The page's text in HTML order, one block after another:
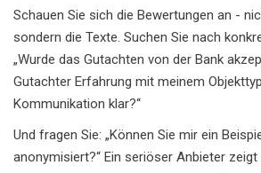
Schauen Sie sich die Bewertungen an -
sondern die Texte. Suchen Sie nach
„Wurde das Gutachten von der Bank
Gutachter Erfahrung mit meinem
Kommunikation klar?“
Und fragen Sie: „Können Sie mir ein
anonymisiert?“ Ein seriöser Anbieter zeigt